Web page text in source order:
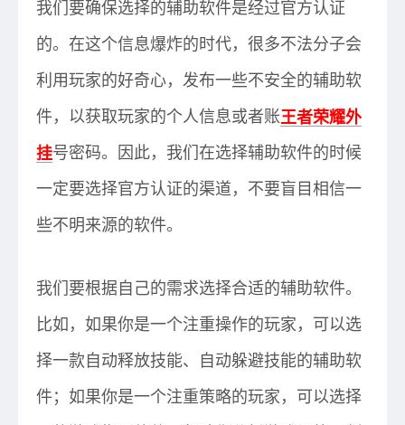
我们要确保选择的辅助软件是经过官方认证
的。在这个信息爆炸的时代，很多不法分子会
利用玩家的好奇心，发布一些不安全的辅助软
件，以获取玩家的个人信息或者账王者荣耀外
挂号密码。因此，我们在选择辅助软件的时候
一定要选择官方认证的渠道，不要盲目相信一
些不明来源的软件。
我们要根据自己的需求选择合适的辅助软件。
比如，如果你是一个注重操作的玩家，可以选
择一款自动释放技能、自动躲避技能的辅助软
件；如果你是一个注重策略的玩家，可以选择